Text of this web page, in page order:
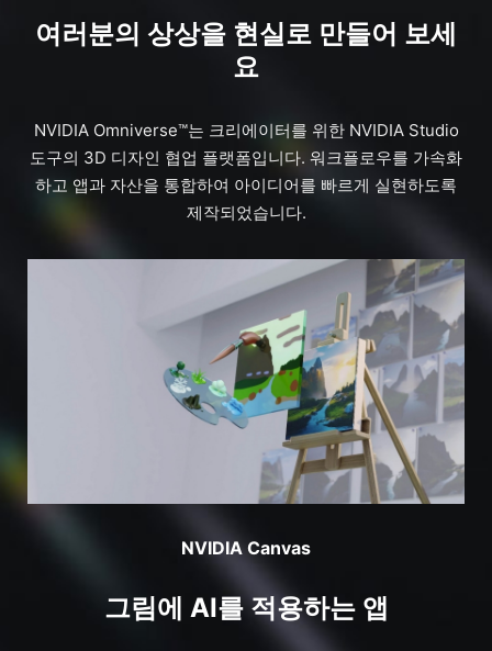
여러분의 상상을 현실로 만들어 보세
요
NVIDIA Omniverse™는 크리에이터를 위한 NVIDIA Studio
도구의 3D 디자인 협업 플랫폼입니다. 워크플로우를 가속화
하고 앱과 자산을 통합하여 아이디어를 빠르게 실현하도록
제작되었습니다.
NVIDIA Canvas
그림에 AI를 적용하는 앱